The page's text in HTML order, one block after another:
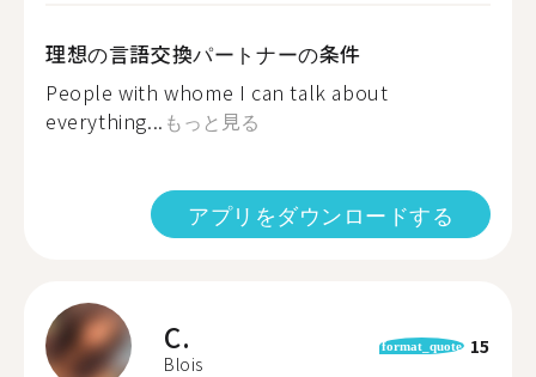
理想の言語交換パートナーの条件
People with whome I can talk about
everything... もっと見る
アプリをダウンロードする
C.
Blois
format_quote 15